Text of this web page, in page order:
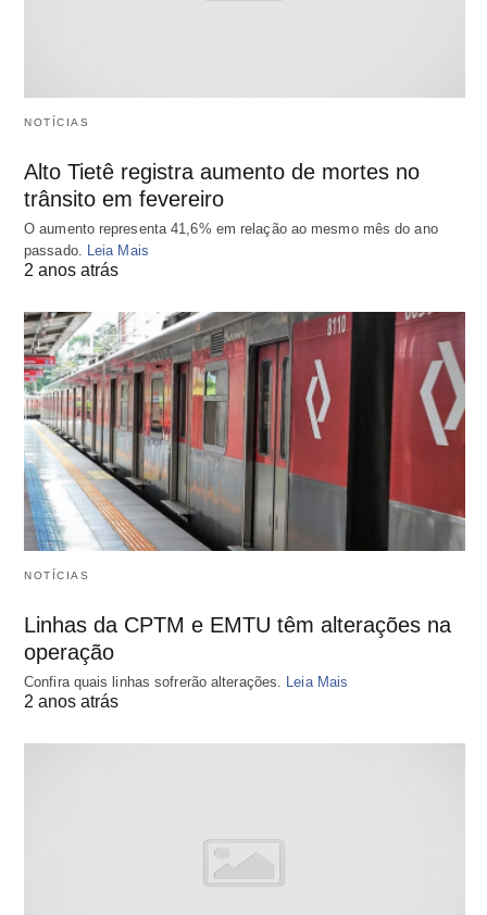
NOTÍCIAS
Alto Tietê registra aumento de mortes no
trânsito em fevereiro
O aumento representa 41,6% em relação ao mesmo mês do ano
passado.
Leia Mais
2 anos atrás
NOTÍCIAS
Linhas da CPTM e EMTU têm alterações na
operação
Confira quais linhas sofrerão alterações. Leia Mais
2 anos atrás